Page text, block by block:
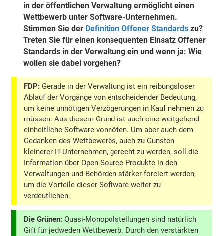
in der öffentlichen Verwaltung ermöglicht einen
Wettbewerb unter Software-Unternehmen.
Stimmen Sie der Definition Offener Standards zu?
Treten Sie für einen konsequenten Einsatz Offener
Standards in der Verwaltung ein und wenn ja: Wie
wollen sie dabei vorgehen?
FDP: Gerade in der Verwaltung ist ein reibungsloser
Ablauf der Vorgänge von entscheidender Bedeutung,
um keine unnötigen Verzögerungen in Kauf nehmen zu
müssen. Aus diesem Grund ist auch eine weitgehend
einheitliche Software vonnöten. Um aber auch dem
Gedanken des Wettbewerbs, auch zu Gunsten
kleinerer IT-Unternehmen, gerecht zu werden, soll die
Information über Open Source-Produkte in den
Verwaltungen und Behörden stärker forciert werden,
um die Vorteile dieser Software weiter zu
verdeutlichen.
Die Grünen: Quasi-Monopolstellungen sind natürlich
Gift für jedweden Wettbewerb. Durch den verstärkten